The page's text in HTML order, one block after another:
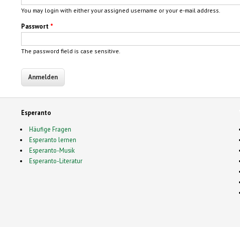
You may login with either your assigned username or your e-mail address.
Passwort *
The password field is case sensitive.
Esperanto
Häufige Fragen
Esperanto lernen
Esperanto-Musik
Esperanto-Literatur